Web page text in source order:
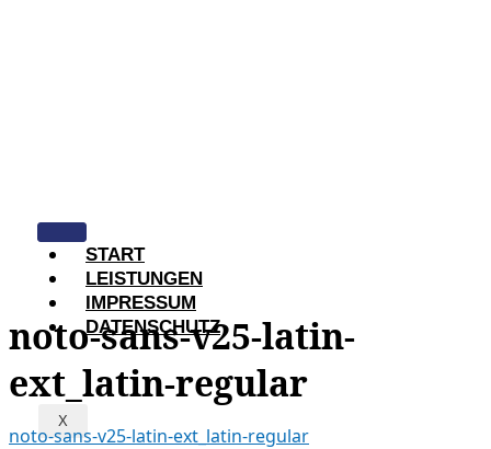
START
LEISTUNGEN
IMPRESSUM
DATENSCHUTZ
X
noto-sans-v25-latin-
ext_latin-regular
noto-sans-v25-latin-ext_latin-regular